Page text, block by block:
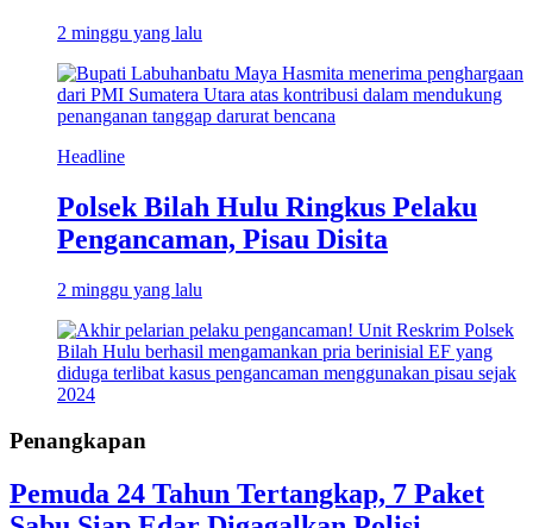
2 minggu yang lalu
Headline
Polsek Bilah Hulu Ringkus Pelaku
Pengancaman, Pisau Disita
2 minggu yang lalu
Penangkapan
Pemuda 24 Tahun Tertangkap, 7 Paket